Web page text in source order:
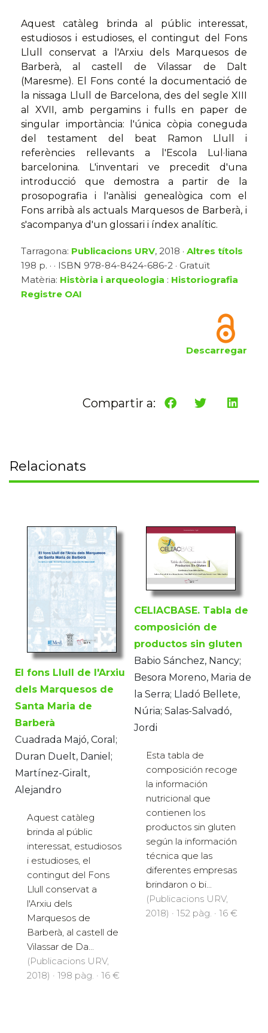
Aquest catàleg brinda al públic interessat,
estudiosos i estudioses, el contingut del Fons
Llull conservat a l'Arxiu dels Marquesos de
Barberà, al castell de Vilassar de Dalt
(Maresme). El Fons conté la documentació de
la nissaga Llull de Barcelona, des del segle XIII
al XVII, amb pergamins i fulls en paper de
singular importància: l'única còpia coneguda
del testament del beat Ramon Llull i
referències rellevants a l'Escola Lul·liana
barcelonina. L'inventari ve precedit d'una
introducció que demostra a partir de la
prosopografia i l'anàlisi genealògica com el
Fons arribà als actuals Marquesos de Barberà, i
s'acompanya d'un glossari i índex analític.
Tarragona: Publicacions URV, 2018 · Altres títols
198 p. · · ISBN 978-84-8424-686-2 · Gratuït
Matèria: Història i arqueologia : Historiografia
Registre OAI
Descarregar
Compartir a:
Relacionats
El fons Llull de l'Arxiu
dels Marquesos de
Santa Maria de
Barberà
Cuadrada Majó, Coral;
Duran Duelt, Daniel;
Martínez-Giralt,
Alejandro
Aquest catàleg
brinda al públic
interessat, estudiosos
i estudioses, el
contingut del Fons
Llull conservat a
l'Arxiu dels
Marquesos de
Barberà, al castell de
Vilassar de Da...
(Publicacions URV,
2018) · 198 pàg. · 16 €
CELIACBASE. Tabla de
composición de
productos sin gluten
Babio Sánchez, Nancy;
Besora Moreno, Maria de
la Serra; Lladó Bellete,
Núria; Salas-Salvadó,
Jordi
Esta tabla de
composición recoge
la información
nutricional que
contienen los
productos sin gluten
según la información
técnica que las
diferentes empresas
brindaron o bi...
(Publicacions URV,
2018) · 152 pàg. · 16 €